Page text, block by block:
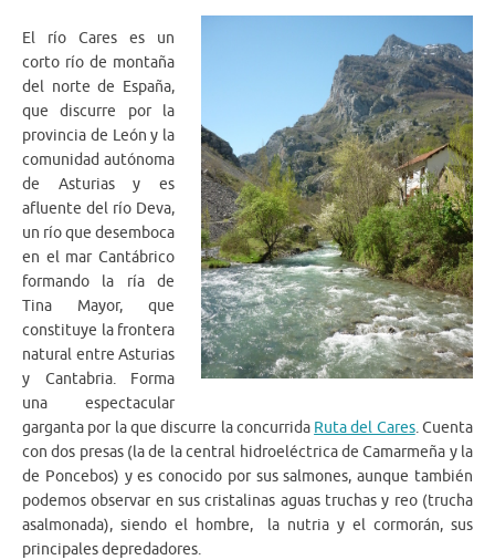
El río Cares es un
corto río de montaña
del norte de España,
que discurre por la
provincia de León y la
comunidad autónoma
de Asturias y es
afluente del río Deva,
un río que desemboca
en el mar Cantábrico
formando la ría de
Tina Mayor, que
constituye la frontera
natural entre Asturias
y Cantabria. Forma
una espectacular
garganta por la que discurre la concurrida Ruta del Cares. Cuenta
con dos presas (la de la central hidroeléctrica de Camarmeña y la
de Poncebos) y es conocido por sus salmones, aunque también
podemos observar en sus cristalinas aguas truchas y reo (trucha
asalmonada), siendo el hombre, la nutria y el cormorán, sus
principales depredadores.